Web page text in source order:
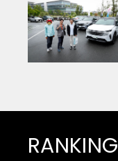
RANKING